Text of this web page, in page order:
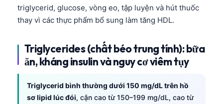
triglycerid, glucose, vòng eo, tập luyện và hút thuốc
thay vì các thực phẩm bổ sung làm tăng HDL.
Triglycerides (chất béo trung tính): bữa
ăn, kháng insulin và nguy cơ viêm tụy
Triglycerid bình thường dưới 150 mg/dL trên hồ
sơ lipid lúc đói, cận cao từ 150–199 mg/dL, cao từ